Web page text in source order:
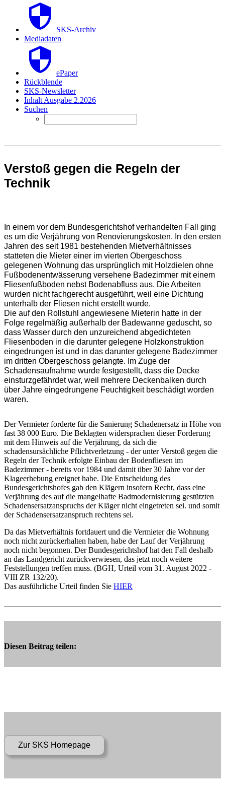
SKS-Archiv
Mediadaten
ePaper
Rückblende
SKS-Newsletter
Inhalt Ausgabe 2.2026
Suchen
Verstoß gegen die Regeln der
Technik
In einem vor dem Bundesgerichtshof verhandelten Fall ging
es um die Verjährung von Renovierungskosten. In den ersten
Jahren des seit 1981 bestehenden Mietverhältnisses
statteten die Mieter einer im vierten Obergeschoss
gelegenen Wohnung das ursprünglich mit Holzdielen ohne
Fußbodenentwässerung versehene Badezimmer mit einem
Fliesenfußboden nebst Bodenabfluss aus. Die Arbeiten
wurden nicht fachgerecht ausgeführt, weil eine Dichtung
unterhalb der Fliesen nicht erstellt wurde.
Die auf den Rollstuhl angewiesene Mieterin hatte in der
Folge regelmäßig außerhalb der Badewanne geduscht, so
dass Wasser durch den unzureichend abgedichteten
Fliesenboden in die darunter gelegene Holzkonstruktion
eingedrungen ist und in das darunter gelegene Badezimmer
im dritten Obergeschoss gelangte. Im Zuge der
Schadensaufnahme wurde festgestellt, dass die Decke
einsturzgefährdet war, weil mehrere Deckenbalken durch
über Jahre eingedrungene Feuchtigkeit beschädigt worden
waren.
Der Vermieter forderte für die Sanierung Schadenersatz in Höhe von
fast 38 000 Euro. Die Beklagten widersprachen dieser Forderung
mit dem Hinweis auf die Verjährung, da sich die
schadensursächliche Pflichtverletzung ‑ der unter Verstoß gegen die
Regeln der Technik erfolgte Einbau der Bodenfliesen im
Badezimmer ‑ bereits vor 1984 und damit über 30 Jahre vor der
Klageerhebung ereignet habe. Die Entscheidung des
Bundesgerichtshofes gab den Klägern insofern Recht, dass eine
Verjährung des auf die mangelhafte Badmodernisierung gestützten
Schadensersatzanspruchs der Kläger nicht eingetreten sei. und somit
der Schadensersatzanspruch rechtens sei.
Da das Mietverhältnis fortdauert und die Vermieter die Wohnung
noch nicht zurückerhalten haben, habe der Lauf der Verjährung
noch nicht begonnen. Der Bundesgerichtshof hat den Fall deshalb
an das Landgericht zurückverwiesen, das jetzt noch weitere
Feststellungen treffen muss. (BGH, Urteil vom 31. August 2022 -
VIII ZR 132/20).
Das ausführliche Urteil finden Sie HIER
Diesen Beitrag teilen: